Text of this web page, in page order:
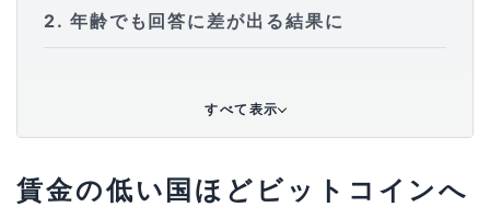
2 年齢でも回答に差が出る結果に
貨を保有すると回答
人に比べて楽観的
すべて表示
賃金の低い国ほどビットコインへ